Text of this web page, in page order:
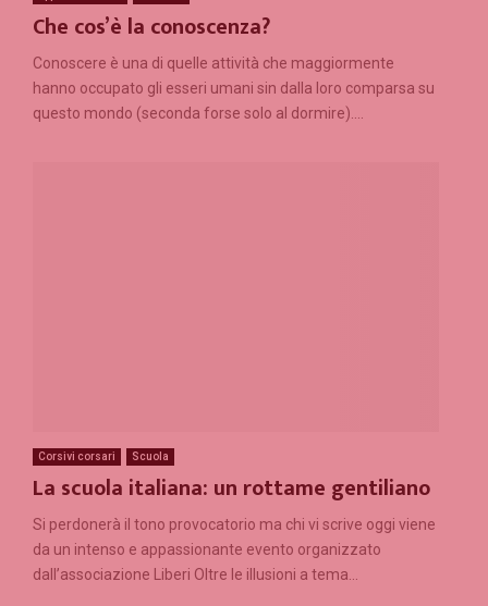
Che cos’è la conoscenza?
Conoscere è una di quelle attività che maggiormente
hanno occupato gli esseri umani sin dalla loro comparsa su
questo mondo (seconda forse solo al dormire)....
Corsivi corsari Scuola
La scuola italiana: un rottame gentiliano
Si perdonerà il tono provocatorio ma chi vi scrive oggi viene
da un intenso e appassionante evento organizzato
dall’associazione Liberi Oltre le illusioni a tema...